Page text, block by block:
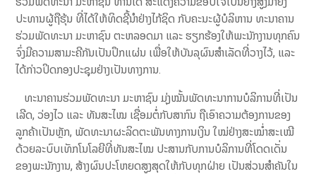
ປະທານຜູ້ຖືຮຸ້ນ ທີ່ໄດ້ໃຫ້ທິດຊີ້ນໍາຢ່າງໄກ້ຊິດ ກັບຄະນະຜູ້ບໍລິຫານ ທະນາຄານ
ຮ່ວມພັດທະນາ ມະຫາຊົນ ຕະຫລອດມາ ແລະ ຮຽກຮ້ອງໃຫ້ພະນັກງານທຸກຄົນ
ຈົ່ງມີຄວາມສາມະຄີກັນເປັນປຶກແຜ່ນ ເພື່ອໃຫ້ບັນລຸຜົນສໍາເລັດທີ່ວາງໄວ້, ແລະ
ໄດ້ກ່າວປິດກອງປະຊຸມຢ່າງເປັນທາງການ.
ທະນາຄານຮ່ວມພັດທະນາ ມະຫາຊົນ ມຸ່ງໝັ້ນພັດທະນາການບໍລິການທີ່ເປັນ
ເລີດ, ວ່ອງໄວ ແລະ ທັນສະໄໝ ເຊື່ອມຕໍ່ກັບສາກົນ ຖືເອົາຄວາມຕ້ອງການຂອງ
ລູກຄ້າເປັນຫຼັກ, ພັດທະນາຜະລິດຕະພັນທາງການເງິນ ໃໝ່ຢ່າງສະໝໍ່າສະເໝີ
ດ້ວຍລະບົບເທັກໂນໂລຍີທີ່ທັນສະໄໝ ປະສານກັບການບໍລິການທີ່ໂດດເດັ່ນ
ຂອງພະນັກງານ, ສ້າງຜົນປະໂຫຍດສູງສຸດໃຫ້ກັບທຸກຝ່າຍ ເປັນສ່ວນສຳຄັນໃນ